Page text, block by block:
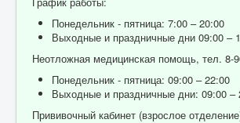
Понедельник - пятница: 7:00 – 20:00
Выходные и праздничные дни 09:00 –
Неотложная медицинская помощь, тел. 8-
Понедельник - пятница: 09:00 – 22:00
Выходные и праздничные дни: 09:00 –
Прививочный кабинет (взрослое